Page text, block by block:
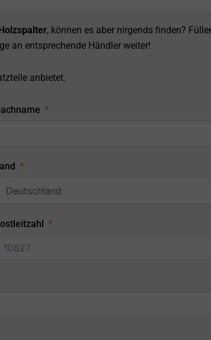
, können es aber nirgends finden?
an entsprechende Händler weiter!
anbietet.